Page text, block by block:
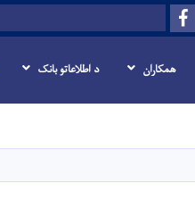
Facebook
Search
همکاران د اطلاعاتو بانک